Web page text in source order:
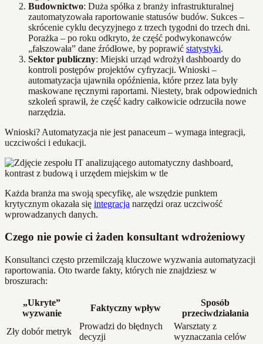
Budownictwo: Duża spółka z branży infrastrukturalnej
zautomatyzowała raportowanie statusów budów. Sukces –
skrócenie cyklu decyzyjnego z trzech tygodni do trzech dni.
Porażka – po roku odkryto, że część podwykonawców
„fałszowała” dane źródłowe, by poprawić statystyki.
Sektor publiczny: Miejski urząd wdrożył dashboardy do
kontroli postępów projektów cyfryzacji. Wnioski –
automatyzacja ujawniła opóźnienia, które przez lata były
maskowane ręcznymi raportami. Niestety, brak odpowiednich
szkoleń sprawił, że część kadry całkowicie odrzuciła nowe
narzędzia.
Wnioski? Automatyzacja nie jest panaceum – wymaga integracji,
uczciwości i edukacji.
Każda branża ma swoją specyfikę, ale wszędzie punktem
krytycznym okazała się integracja narzędzi oraz uczciwość
wprowadzanych danych.
Czego nie powie ci żaden konsultant wdrożeniowy
Konsultanci często przemilczają kluczowe wyzwania automatyzacji
raportowania. Oto twarde fakty, których nie znajdziesz w
broszurach:
„Ukryte”
wyzwanie
Faktyczny wpływ
Sposób
przeciwdziałania
Zły dobór metryk
Prowadzi do błędnych
decyzji
Warsztaty z
wyznaczania celów